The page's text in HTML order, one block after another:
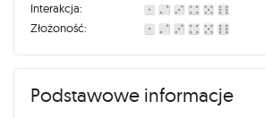
Interakcja:
Złożoność:
Podstawowe informacje